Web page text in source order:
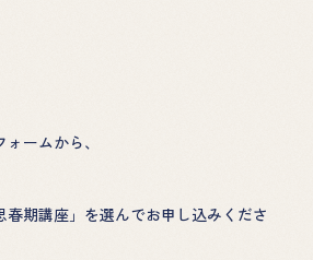
ームから、
春期講座」を選んでお申し込みくださ